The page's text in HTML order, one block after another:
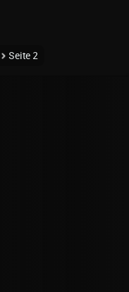
Seite 2